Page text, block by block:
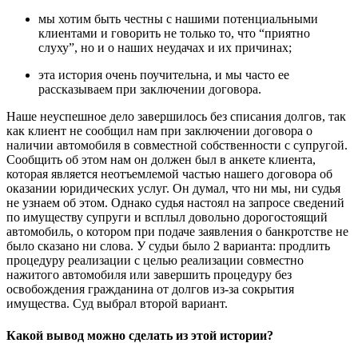
мы хотим быть честны с нашими потенциальными
клиентами и говорить не только то, что “приятно
слуху”, но и о наших неудачах и их причинах;
эта история очень поучительна, и мы часто ее
рассказываем при заключении договора.
Наше неуспешное дело завершилось без списания долгов, так
как клиент не сообщил нам при заключении договора о
наличии автомобиля в совместной собственности с супругой.
Сообщить об этом нам он должен был в анкете клиента,
которая является неотъемлемой частью нашего договора об
оказании юридических услуг. Он думал, что ни мы, ни судья
не узнаем об этом. Однако судья настоял на запросе сведений
по имуществу супруги и всплыл довольно дорогостоящий
автомобиль, о котором при подаче заявления о банкротстве не
было сказано ни слова. У судьи было 2 варианта: продлить
процедуру реализации с целью реализации совместно
нажитого автомобиля или завершить процедуру без
освобождения гражданина от долгов из-за сокрытия
имущества. Суд выбрал второй вариант.
Какой вывод можно сделать из этой истории?